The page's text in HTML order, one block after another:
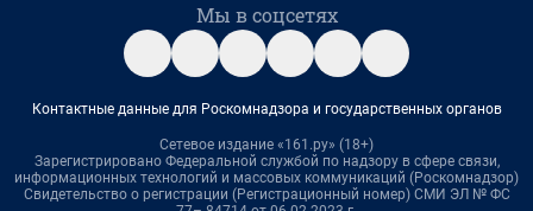
Мы в соцсетях
Контактные данные для Роскомнадзора и государственных органов
Сетевое издание «161.ру» (18+)
Зарегистрировано Федеральной службой по надзору в сфере связи,
информационных технологий и массовых коммуникаций (Роскомнадзор)
Свидетельство о регистрации (Регистрационный номер) СМИ ЭЛ № ФС